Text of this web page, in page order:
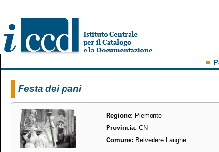
Festa dei pani
Regione: Piemonte
Provincia: CN
Comune: Belvedere Langhe